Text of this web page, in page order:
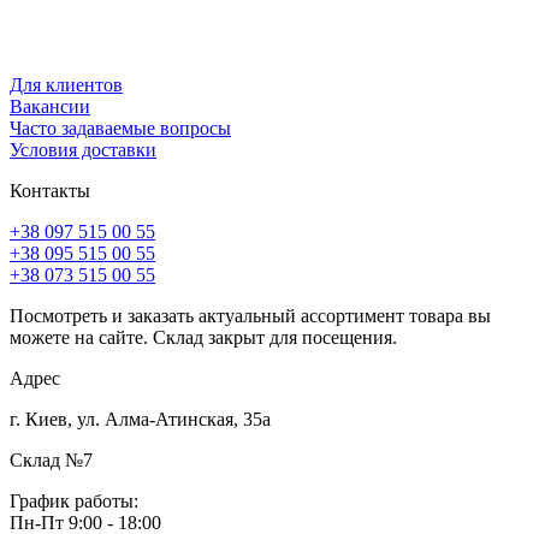
Для клиентов
Вакансии
Часто задаваемые вопросы
Условия доставки
Контакты
+38 097 515 00 55
+38 095 515 00 55
+38 073 515 00 55
Посмотреть и заказать актуальный ассортимент товара вы
можете на сайте. Склад закрыт для посещения.
Адрес
г. Киев, ул. Алма-Атинская, 35а
Склад №7
График работы:
Пн-Пт 9:00 - 18:00